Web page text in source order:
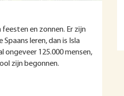
en zonnen. Er zijn
leren, dan is Isla
ongeveer 125.000 mensen,
zijn begonnen.